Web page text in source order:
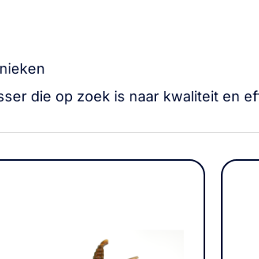
die op zoek is naar kwaliteit en